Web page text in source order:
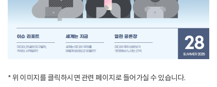
* 위 이미지를 클릭하시면 관련 페이지로 들어가실 수 있습니다.